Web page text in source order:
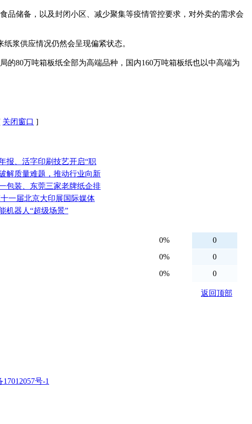
储备，以及封闭小区、减少聚集等疫情管控要求，对外卖的需求会
浆供应情况仍然会呈现偏紧状态。
80万吨箱板纸全部为高端品种，国内160万吨箱板纸也以中高端为
关闭窗口 ]
报、活字印刷技艺开启“职
解质量难题，推动行业向新
包装、东莞三家老牌纸企排
一届北京大印展国际媒体
机器人“超级场景”
17012057号-1